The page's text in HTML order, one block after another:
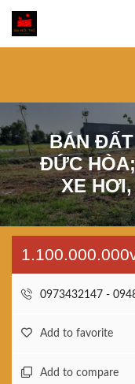
BÁN
ĐỨC
XE
0973432147 -
Add to favorite
Add to compare